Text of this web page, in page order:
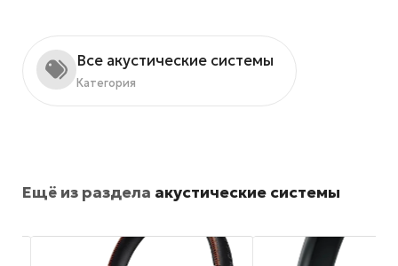
Все акустические системы
Категория
Ещё из раздела акустические системы